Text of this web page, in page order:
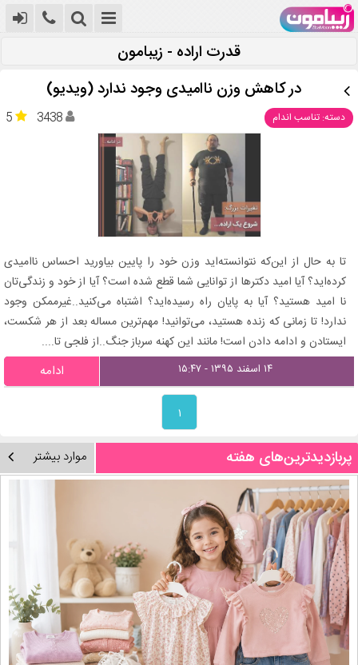
قدرت اراده - زیبامون
در کاهش وزن ناامیدی وجود ندارد (ویدیو)
دسته: تناسب اندام 5 3438
تا به حال از این‌که نتوانسته‌اید وزن خود را پایین بیاورید احساس ناامیدی
کرده‌اید؟ آیا امید دکترها از توانایی شما قطع شده است؟ آیا از خود و زندگی‌تان
نا امید هستید؟ آیا به پایان راه رسیده‌اید؟ اشتباه می‌کنید..غیرممکن وجود
ندارد! تا زمانی که زنده هستید، می‌توانید! مهم‌ترین مساله بعد از هر شکست،
ایستادن و ادامه دادن است! مانند این کهنه سرباز جنگ..از فلجی تا....
۱۴ اسفند ۱۳۹۵ - ۱۵:۴۷ ادامه
۱
پربازدیدترین‌های هفته موارد بیشتر